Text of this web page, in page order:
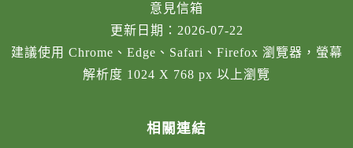
意見信箱
更新日期：2026-07-22
建議使用 Chrome、Edge、Safari、Firefox 瀏覽器，螢幕
解析度 1024 X 768 px 以上瀏覽
相關連結